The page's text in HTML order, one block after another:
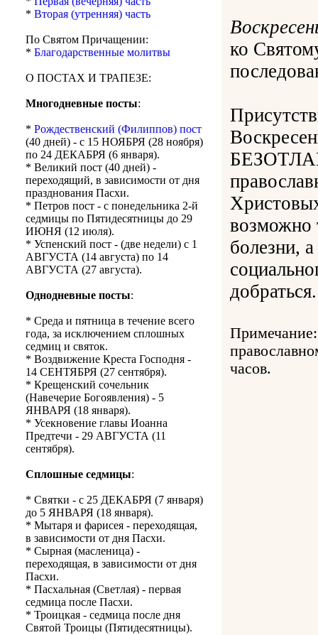
* Вторая (утренняя) часть
По Святом Причащении:
* Благодарственные молитвы
О ПОСТАХ И ТРАПЕЗЕ:
Многодневные посты:
* Рождественский (Филиппов) пост
(40 дней) - с 15 НОЯБРЯ (28 ноября)
по 24 ДЕКАБРЯ (6 января).
* Великий пост (40 дней) -
переходящий, в зависимости от дня
празднования Пасхи.
* Петров пост - с понедельника 2-й
седмицы по Пятидесятницы до 29
ИЮНЯ (12 июля).
* Успенский пост - (две недели) с 1
АВГУСТА (14 августа) по 14
АВГУСТА (27 августа).
Однодневные посты:
* Среда и пятница в течение всего
года, за исключением сплошных
седмиц и святок.
* Воздвижение Креста Господня -
14 СЕНТЯБРЯ (27 сентября).
* Крещенский сочельник
(Навечерие Богоявления) - 5
ЯНВАРЯ (18 января).
* Усекновение главы Иоанна
Предтечи - 29 АВГУСТА (11
сентября).
Сплошные седмицы:
* Святки - с 25 ДЕКАБРЯ (7 января)
до 5 ЯНВАРЯ (18 января).
* Мытаря и фарисея - переходящая,
в зависимости от дня Пасхи.
* Сырная (масленица) -
переходящая, в зависимости от дня
Пасхи.
* Пасхальная (Светлая) - первая
седмица после Пасхи.
* Троицкая - седмица после дня
Святой Троицы (Пятидесятницы).
ко
возможно
болезни,
добраться.
часов.